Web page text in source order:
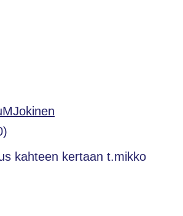
kahteen kertaan t.mikko